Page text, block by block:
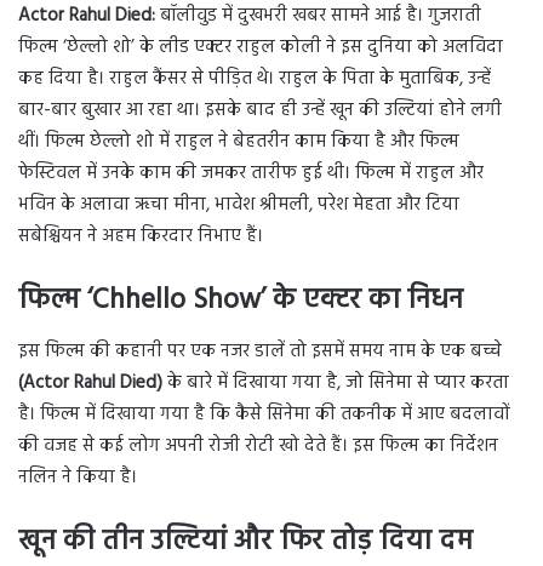
Actor Rahul Died:बॉलीवुड में दुखभरी खबर सामने आई है। गुजराती
फिल्म ‘छेल्लो शो’ के लीड एक्टर राहुल कोली ने इस दुनिया को अलविदा
कह दिया है। राहुल कैंसर से पीड़ित थे। राहुल के पिता के मुताबिक, उन्हें
बार-बार बुखार आ रहा था। इसके बाद ही उन्हें खून की उल्टियां होने लगी
थीं। फिल्म छेल्लो शो में राहुल ने बेहतरीन काम किया है और फिल्म
फेस्टिवल में उनके काम की जमकर तारीफ हुई थी। फिल्म में राहुल और
भविन के अलावा ऋचा मीना, भावेश श्रीमली, परेश मेहता और टिया
सबेश्चियन ने अहम किरदार निभाए हैं।
फिल्म ‘Chhello Show’ के एक्टर का निधन
इस फिल्म की कहानी पर एक नजर डालें तो इसमें समय नाम के एक बच्चे
(Actor Rahul Died)के बारे में दिखाया गया है, जो सिनेमा से प्यार करता
है। फिल्म में दिखाया गया है कि कैसे सिनेमा की तकनीक में आए बदलावों
की वजह से कई लोग अपनी रोजी रोटी खो देते हैं। इस फिल्म का निर्देशन
नलिन ने किया है।
खून की तीन उल्टियां और फिर तोड़ दिया दम